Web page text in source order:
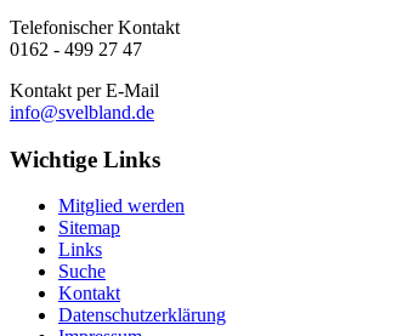
Telefonischer Kontakt
0162 - 499 27 47
Kontakt per E-Mail
info@svelbland.de
Wichtige Links
Mitglied werden
Sitemap
Links
Suche
Kontakt
Datenschutzerklärung